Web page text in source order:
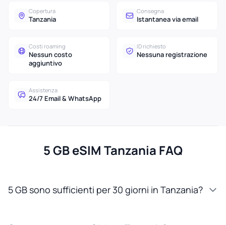
Copertura
Tanzania
Consegna
Istantanea via email
Costi roaming
Nessun costo
aggiuntivo
ID richiesto
Nessuna registrazione
Assistenza
24/7 Email & WhatsApp
5 GB eSIM Tanzania FAQ
5 GB sono sufficienti per 30 giorni in Tanzania?